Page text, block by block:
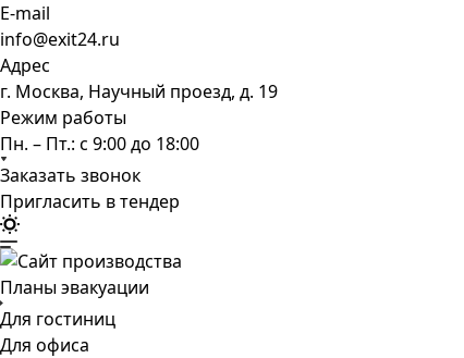
E-mail
info@exit24.ru
Адрес
г. Москва, Научный проезд, д. 19
Режим работы
Пн. – Пт.: с 9:00 до 18:00
Заказать звонок
Пригласить в тендер
Планы эвакуации
Для гостиниц
Для офиса